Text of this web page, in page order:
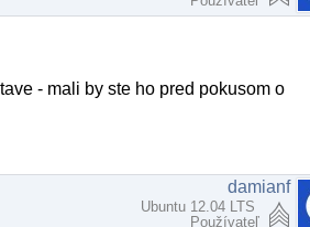
- mali by ste ho pred pokusom o
damianf
Ubuntu 12.04 LTS
Používateľ